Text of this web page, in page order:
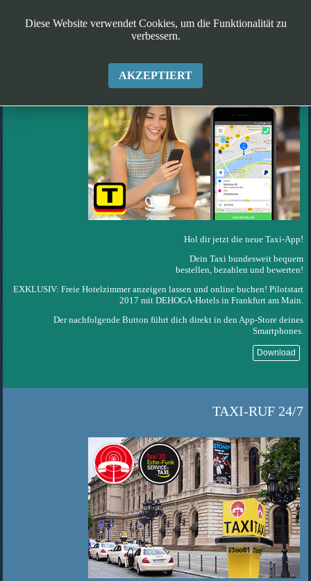
Hol dir jetzt die neue Taxi-App!
Dein Taxi bundesweit bequem
bestellen, bezahlen und bewerten!
EXKLUSIV: Freie Hotelzimmer anzeigen lassen und online buchen! Pilotstart
2017 mit DEHOGA-Hotels in Frankfurt am Main.
Der nachfolgende Button führt dich direkt in den App-Store deines
Smartphones.
Download
TAXI-RUF 24/7
Diese Website verwendet Cookies, um die Funktionalität zu
verbessern.
AKZEPTIERT